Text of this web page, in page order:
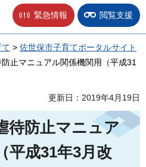
緊急情報 閲覧支援
> 佐世保市子育てポータルサイト
止マニュアル関係機関用（平成31
更新日：2019年4月19日
待防止マニュア
平成31年3月改